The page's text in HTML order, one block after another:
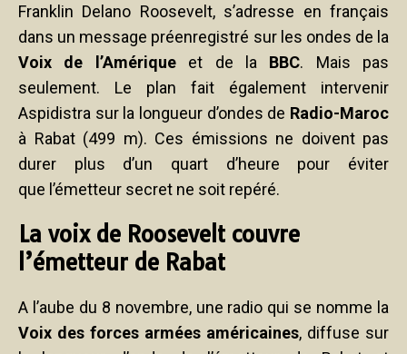
Franklin Delano Roosevelt, s’adresse en français
dans un message préenregistré sur les ondes de la
Voix de l’Amériqueet de la BBC. Mais pas
seulement. Le plan fait également intervenir
Aspidistra sur la longueur d’ondes de Radio-Maroc
à Rabat (499 m). Ces émissions ne doivent pas
durer plus d’un quart d’heure pour éviter
que l’émetteur secret ne soit repéré.
La voix de Roosevelt couvre
l’émetteur de Rabat
A l’aube du 8 novembre, une radio qui se nomme la
Voix des forces armées américaines, diffuse sur